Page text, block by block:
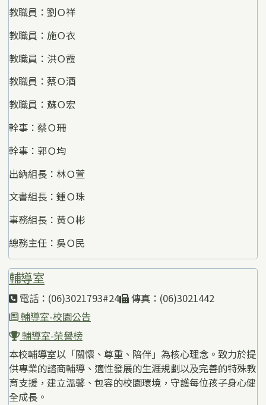
教職員：劉Ｏ祥
教職員：施Ｏ衣
教職員：洪Ｏ霞
教職員：蔡Ｏ酒
教職員：蘇Ｏ宏
幹事：蔡Ｏ珊
幹事：郭Ｏ均
出納組長：林Ｏ萱
文書組長：鍾Ｏ珠
事務組長：黃Ｏ彬
總務主任：吳Ｏ民
輔導室
電話：(06)3021793#24
傳真：(06)3021442
輔導室-校園公告
輔導室-榮譽榜
本校輔導室以「關懷、尊重、陪伴」為核心理念。致力於提
供專業的諮商輔導、適性發展的生涯規劃以及完善的特殊教
育支援，建立溫馨、包容的校園環境，守護每位孩子身心健
全成長。